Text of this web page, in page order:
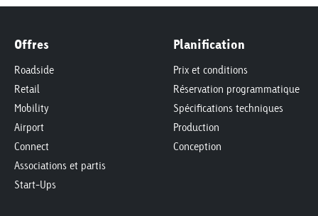
Offres
Roadside
Retail
Mobility
Airport
Connect
Associations et partis
Start-Ups
Planification
Prix et conditions
Réservation programmatique
Spécifications techniques
Production
Conception